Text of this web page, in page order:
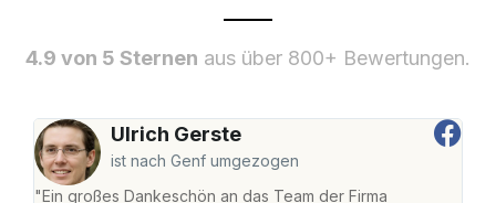
4.9 von 5 Sternen aus über 800+ Bewertungen.
Ulrich Gerste
ist nach Genf umgezogen
"Ein großes Dankeschön an das Team der Firma